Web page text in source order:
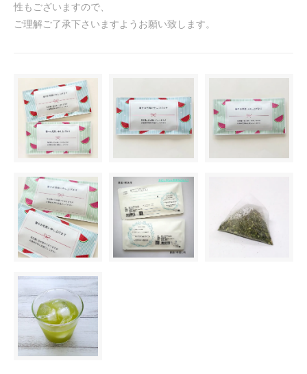
性もございますので、
ご理解ご了承下さいますようお願い致します。